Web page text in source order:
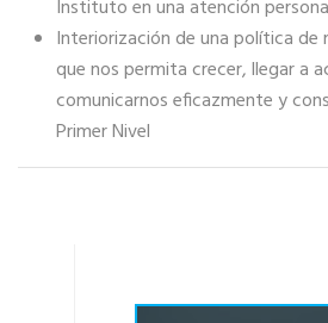
Instituto en una atención
Interiorización de una política
que nos permita crecer, llegar a
comunicarnos eficazmente y
Primer Nivel